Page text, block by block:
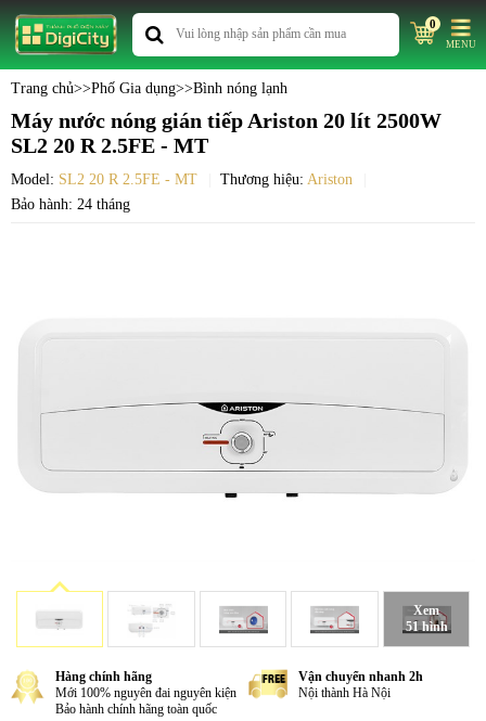
0
MENU
Trang chủ>>Phố Gia dụng>>Bình nóng lạnh
Máy nước nóng gián tiếp Ariston 20 lít 2500W
SL2 20 R 2.5FE - MT
Model: SL2 20 R 2.5FE - MT Thương hiệu: Ariston
Bảo hành: 24 tháng
Xem
51 hình
Hàng chính hãng
Mới 100% nguyên đai nguyên kiện
Bảo hành chính hãng toàn quốc
Vận chuyển nhanh 2h
Nội thành Hà Nội